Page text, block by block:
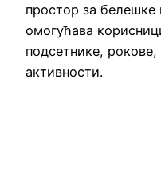
простор за белешке
омогућава
подсетнике,
активности.